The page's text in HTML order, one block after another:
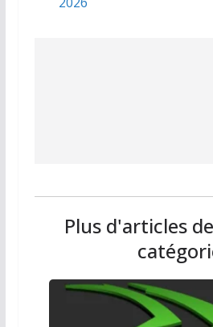
Plus d'articles